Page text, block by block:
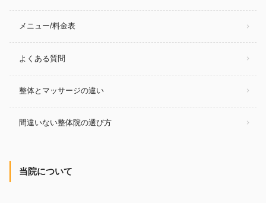
メニュー/料金表
よくある質問
整体とマッサージの違い
間違いない整体院の選び方
当院について